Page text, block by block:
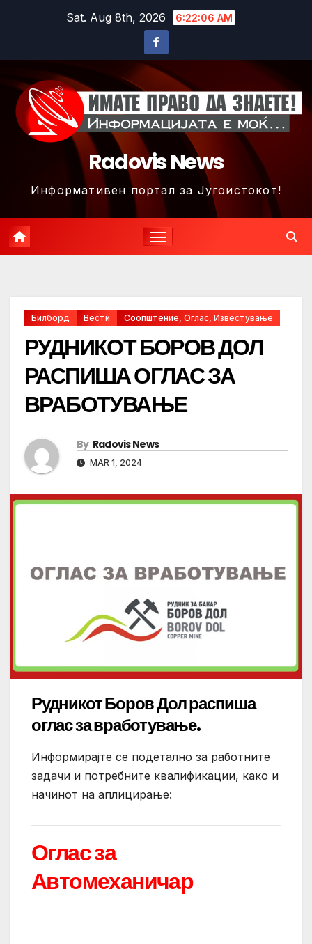
Sat. Aug 8th, 2026 6:22:08 AM
Radovis News
Информативен портал за Југоистокот!
Билборд Вести Соопштение, Оглас, Известување
РУДНИКОТ БОРОВ ДОЛ
РАСПИША ОГЛАС ЗА
ВРАБОТУВАЊЕ
By Radovis News
MAR 1, 2024
Рудникот Боров Дол распиша
оглас за вработување.
Информирајте се подетално за работните
задачи и потребните квалификации, како и
начинот на аплицирање:
Оглас за
Автомеханичар